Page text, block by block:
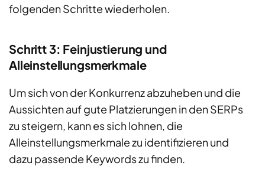
folgenden Schritte wiederholen.
Schritt 3: Feinjustierung und
Alleinstellungsmerkmale
Um sich von der Konkurrenz abzuheben und die
Aussichten auf gute Platzierungen in den SERPs
zu steigern, kann es sich lohnen, die
Alleinstellungsmerkmale zu identifizieren und
dazu passende Keywords zu finden.